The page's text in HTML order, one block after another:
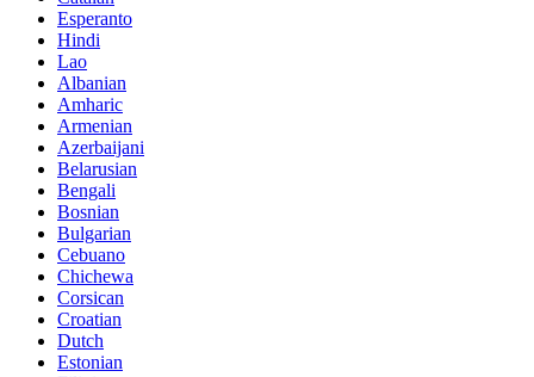
Esperanto
Hindi
Lao
Albanian
Amharic
Armenian
Azerbaijani
Belarusian
Bengali
Bosnian
Bulgarian
Cebuano
Chichewa
Corsican
Croatian
Dutch
Estonian